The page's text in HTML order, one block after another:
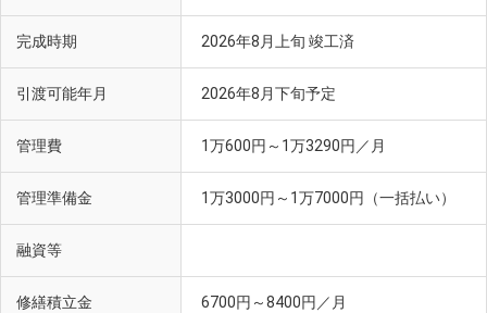
完成時期 2026年8月上旬 竣工済
引渡可能年月 2026年8月下旬予定
管理費 1万600円～1万3290円／月
管理準備金 1万3000円～1万7000円（一括払い）
融資等
修繕積立金 6700円～8400円／月